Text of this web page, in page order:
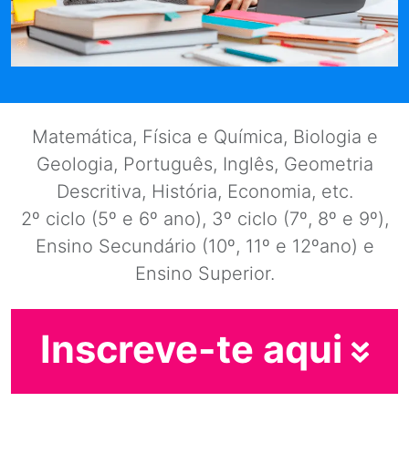
Matemática, Física e Química, Biologia e
Geologia, Português, Inglês, Geometria
Descritiva, História, Economia, etc.
2º ciclo (5º e 6º ano), 3º ciclo (7º, 8º e 9º),
Ensino Secundário (10º, 11º e 12ºano) e
Ensino Superior.
Inscreve-te aqui